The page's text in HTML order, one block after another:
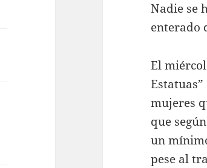
Nadie se
enterado
El
mujeres
que
un
pese al